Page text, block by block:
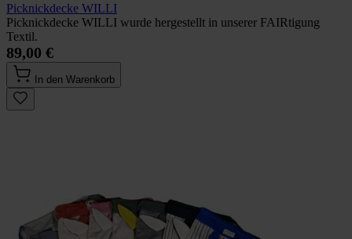
Picknickdecke WILLI
Picknickdecke WILLI wurde hergestellt in unserer FAIRtigung
Textil.
89,00 €
In den Warenkorb